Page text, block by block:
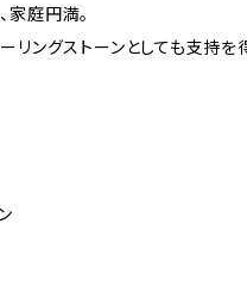
家庭円満。
リングストーンとしても支持を